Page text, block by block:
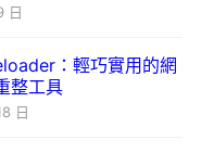
日
：輕巧實用的網
整工具
日